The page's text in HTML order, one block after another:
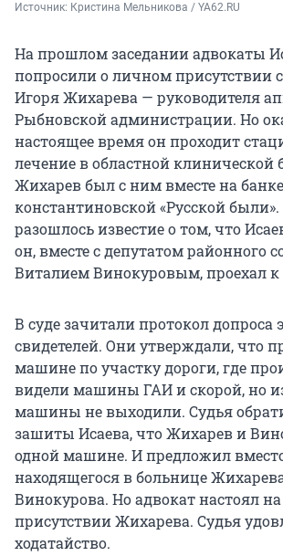
Источник: Кристина Мельникова / YA62.RU
На прошлом заседании адвокаты
попросили о личном присутствии
Игоря Жихарева — руководителя
Рыбновской администрации. Но
настоящее время он проходит
лечение в областной клинической
Жихарев был с ним вместе на
константиновской «Русской были».
разошлось известие о том, что
он, вместе с депутатом районного
Виталием Винокуровым, проехал
В суде зачитали протокол допроса
свидетелей. Они утверждали, что
машине по участку дороги, где
видели машины ГАИ и скорой, но
машины не выходили. Судья
зашиты Исаева, что Жихарев и
одной машине. И предложил
находящегося в больнице
Винокурова. Но адвокат настоял
присутствии Жихарева. Судья
ходатайство.